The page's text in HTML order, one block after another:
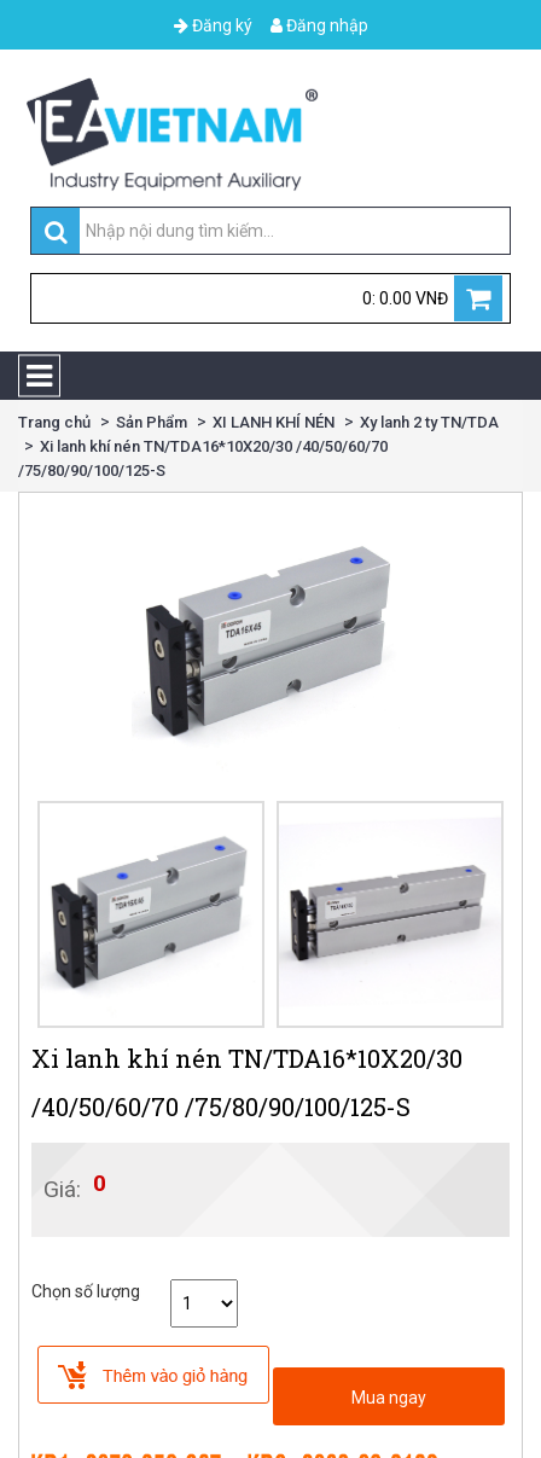
Đăng ký Đăng nhập
0: 0.00 VNĐ
Trang chủ Sản Phẩm XI LANH KHÍ NÉN
Xy lanh 2 ty TN/TDA
Xi lanh khí nén TN/TDA16*10X20/30 /40/50/60/70
/75/80/90/100/125-S
Xi lanh khí nén TN/TDA16*10X20/30
/40/50/60/70 /75/80/90/100/125-S
Giá: 0
Chọn số lượng
Mua ngay